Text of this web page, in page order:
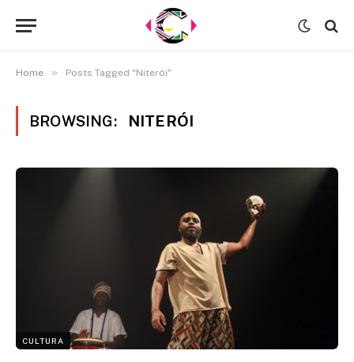
Home » Posts Tagged "Niterói"
BROWSING: NITERÓI
CULTURA